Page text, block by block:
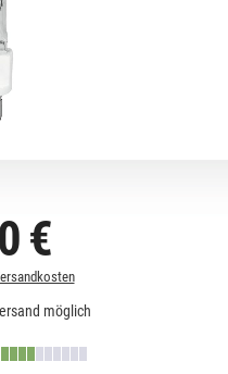
€
möglich